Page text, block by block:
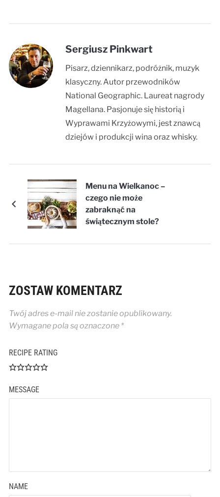
Sergiusz Pinkwart
Pisarz, dziennikarz, podróżnik, muzyk
klasyczny. Autor przewodników
National Geographic. Laureat nagrody
Magellana. Pasjonuje się historią i
Wyprawami Krzyżowymi, jest znawcą
dziejów i produkcji wina oraz whisky.
Menu na Wielkanoc –
czego nie może
zabraknąć na
świątecznym stole?
ZOSTAW KOMENTARZ
Twój adres e-mail nie zostanie opublikowany.
Wymagane pola są oznaczone *
RECIPE RATING
MESSAGE
NAME